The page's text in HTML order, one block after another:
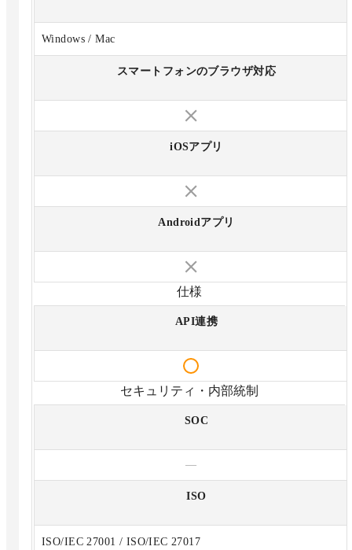
Windows / Mac
スマートフォンのブラウザ対応
iOSアプリ
Androidアプリ
仕様
API連携
セキュリティ・内部統制
SOC
—
ISO
ISO/IEC 27001 / ISO/IEC 27017